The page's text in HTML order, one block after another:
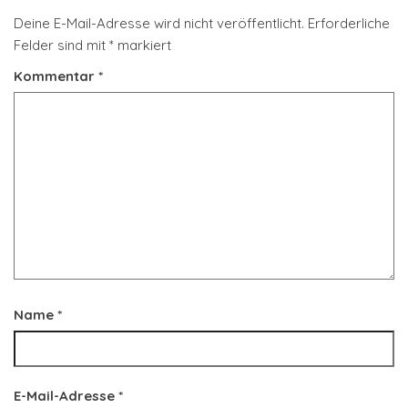
Deine E-Mail-Adresse wird nicht veröffentlicht. Erforderliche
Felder sind mit * markiert
Kommentar *
Name *
E-Mail-Adresse *